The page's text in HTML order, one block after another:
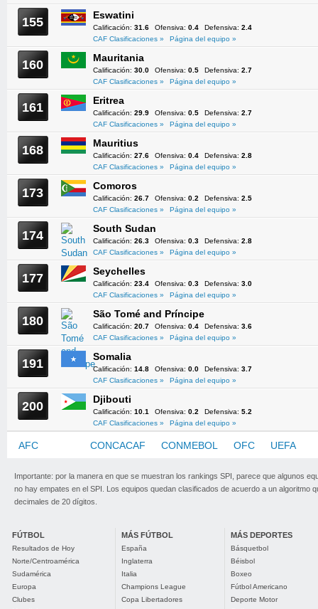
155 Eswatini
Calificación: 31.6 Ofensiva: 0.4 Defensiva: 2.4
CAF Clasificaciones »
Página del equipo »
160 Mauritania
Calificación: 30.0 Ofensiva: 0.5 Defensiva: 2.7
CAF Clasificaciones »
Página del equipo »
161 Eritrea
Calificación: 29.9 Ofensiva: 0.5 Defensiva: 2.7
CAF Clasificaciones »
Página del equipo »
168 Mauritius
Calificación: 27.6 Ofensiva: 0.4 Defensiva: 2.8
CAF Clasificaciones »
Página del equipo »
173 Comoros
Calificación: 26.7 Ofensiva: 0.2 Defensiva: 2.5
CAF Clasificaciones »
Página del equipo »
174 South Sudan
Calificación: 26.3 Ofensiva: 0.3 Defensiva: 2.8
CAF Clasificaciones »
Página del equipo »
177 Seychelles
Calificación: 23.4 Ofensiva: 0.3 Defensiva: 3.0
CAF Clasificaciones »
Página del equipo »
180 São Tomé and Príncipe
Calificación: 20.7 Ofensiva: 0.4 Defensiva: 3.6
CAF Clasificaciones »
Página del equipo »
191 Somalia
Calificación: 14.8 Ofensiva: 0.0 Defensiva: 3.7
CAF Clasificaciones »
Página del equipo »
200 Djibouti
Calificación: 10.1 Ofensiva: 0.2 Defensiva: 5.2
CAF Clasificaciones »
Página del equipo »
AFC CONCACAF CONMEBOL OFC UEFA
Importante: por la manera en que se muestran los rankings SPI, parece que algunos
no hay empates en el SPI. Los equipos quedan clasificados de acuerdo a un algoritmo
decimales de 20 dígitos.
FÚTBOL
Resultados de Hoy
Norte/Centroamérica
Sudamérica
Europa
Clubes
MÁS FÚTBOL
España
Inglaterra
Italia
Champions League
Copa Libertadores
MÁS DEPORTES
Básquetbol
Béisbol
Boxeo
Fútbol Americano
Deporte Motor